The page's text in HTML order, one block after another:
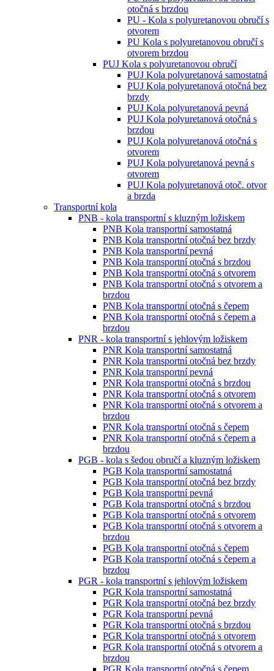
otočná s brzdou
PU - Kola s polyuretanovou obručí s
otvorem
PU Kola s polyuretanovou obručí s
otvorem brzdou
PUJ Kola s polyuretanovou obručí
PUJ Kola polyuretanová samostatná
PUJ Kola polyuretanová otočná bez
brzdy
PUJ Kola polyuretanová pevná
PUJ Kola polyuretanová otočná s
brzdou
PUJ Kola polyuretanová otočná s
otvorem
PUJ Kola polyuretanová pevná s
otvorem
PUJ Kola polyuretanová otoč. otvor
a brzda
Transportní kola
PNB - kola transportní s kluzným ložiskem
PNB Kola transportní samostatná
PNB Kola transportní otočná bez brzdy
PNB Kola transportní pevná
PNB Kola transportní otočná s brzdou
PNB Kola transportní otočná s otvorem
PNB Kola transportní otočná s otvorem a
brzdou
PNB Kola transportní otočná s čepem
PNB Kola transportní otočná s čepem a
brzdou
PNR - kola transportní s jehlovým ložiskem
PNR Kola transportní samostatná
PNR Kola transportní otočná bez brzdy
PNR Kola transportní pevná
PNR Kola transportní otočná s brzdou
PNR Kola transportní otočná s otvorem
PNR Kola transportní otočná s otvorem a
brzdou
PNR Kola transportní otočná s čepem
PNR Kola transportní otočná s čepem a
brzdou
PGB - kola s šedou obručí a kluzným ložiskem
PGB Kola transportní samostatná
PGB Kola transportní otočná bez brzdy
PGB Kola transportní pevná
PGB Kola transportní otočná s brzdou
PGB Kola transportní otočná s otvorem
PGB Kola transportní otočná s otvorem a
brzdou
PGB Kola transportní otočná s čepem
PGB Kola transportní otočná s čepem a
brzdou
PGR - kola transportní s jehlovým ložiskem
PGR Kola transportní samostatná
PGR Kola transportní otočná bez brzdy
PGR Kola transportní pevná
PGR Kola transportní otočná s brzdou
PGR Kola transportní otočná s otvorem
PGR Kola transportní otočná s otvorem a
brzdou
PGR Kola transportní otočná s čepem